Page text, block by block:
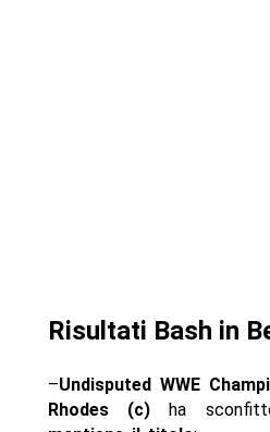
Risultati Bash in
–Undisputed WWE
Rhodes (c) ha